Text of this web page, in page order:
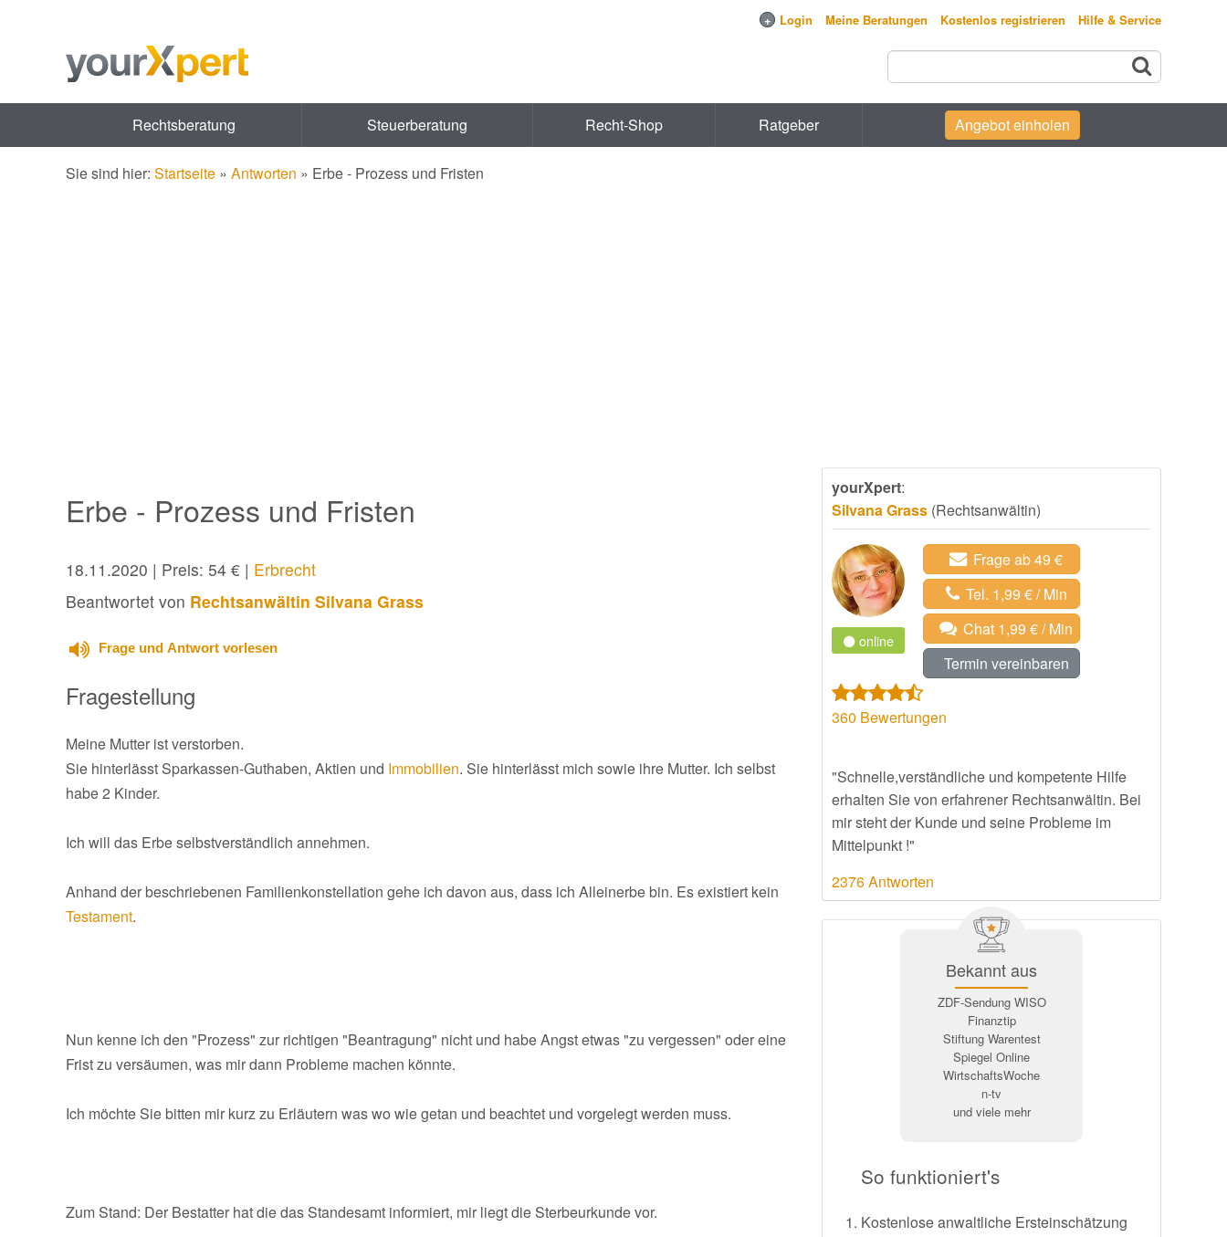
+ Login Meine Beratungen Kostenlos registrieren Hilfe & Service
Rechtsberatung Steuerberatung Recht-Shop Ratgeber Angebot einholen
Sie sind hier: Startseite » Antworten » Erbe - Prozess und Fristen
Erbe - Prozess und Fristen
18.11.2020 | Preis: 54 € | Erbrecht
Beantwortet von Rechtsanwältin Silvana Grass
Frage und Antwort vorlesen
Fragestellung
Meine Mutter ist verstorben.
Sie hinterlässt Sparkassen-Guthaben, Aktien und Immobilien. Sie hinterlässt mich sowie ihre Mutter. Ich selbst
habe 2 Kinder.
Ich will das Erbe selbstverständlich annehmen.
Anhand der beschriebenen Familienkonstellation gehe ich davon aus, dass ich Alleinerbe bin. Es existiert kein
Testament.
Nun kenne ich den "Prozess" zur richtigen "Beantragung" nicht und habe Angst etwas "zu vergessen" oder eine
Frist zu versäumen, was mir dann Probleme machen könnte.
Ich möchte Sie bitten mir kurz zu Erläutern was wo wie getan und beachtet und vorgelegt werden muss.
Zum Stand: Der Bestatter hat die das Standesamt informiert, mir liegt die Sterbeurkunde vor.
yourXpert:
Silvana Grass (Rechtsanwältin)
online
Frage ab 49 €
Tel. 1,99 € / Min
Chat 1,99 € / Min
Termin vereinbaren
360 Bewertungen
"Schnelle,verständliche und kompetente Hilfe
erhalten Sie von erfahrener Rechtsanwältin. Bei
mir steht der Kunde und seine Probleme im
Mittelpunkt !"
2376 Antworten
Bekannt aus
ZDF-Sendung WISO
Finanztip
Stiftung Warentest
Spiegel Online
WirtschaftsWoche
n-tv
und viele mehr
So funktioniert's
Kostenlose anwaltliche Ersteinschätzung